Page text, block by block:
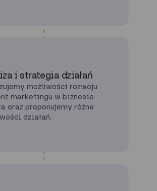
i strategia działań
możliwości rozwoju
marketingu w biznesie
oraz proponujemy różne
działań.